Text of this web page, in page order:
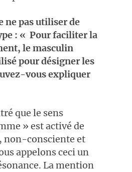
ne pas utiliser de
: « Pour faciliter la
le masculin
pour désigner les
vous expliquer
que le sens
» est activé de
non-consciente et
appelons ceci un
La mention